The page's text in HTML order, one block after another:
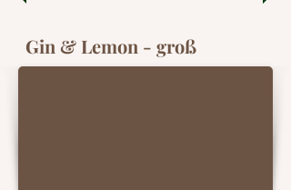
Gin & Lemon - groß